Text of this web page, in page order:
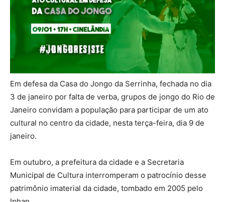
Em defesa da Casa do Jongo da Serrinha, fechada no dia
3 de janeiro por falta de verba, grupos de jongo do Rio de
Janeiro convidam a população para participar de um ato
cultural no centro da cidade, nesta terça-feira, dia 9 de
janeiro.
Em outubro, a prefeitura da cidade e a Secretaria
Municipal de Cultura interromperam o patrocínio desse
patrimônio imaterial da cidade, tombado em 2005 pelo